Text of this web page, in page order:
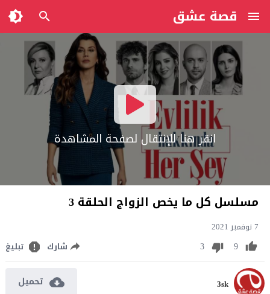
قصة عشق
انقر هنا للإنتقال لصفحة المشاهدة
مسلسل كل ما يخص الزواج الحلقة 3
7 نوفمبر 2021
9
3 شارك تبليغ
3sk تحميل